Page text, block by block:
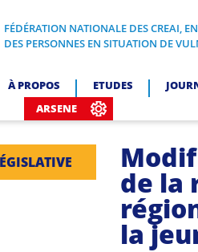
FÉDÉRATION NATIONALE DES
FÉDÉRATION NATIONALE DES CREAI,
DES PERSONNES EN SITUATION DE
À PROPOS ETUDES
ARSENE
de la
la